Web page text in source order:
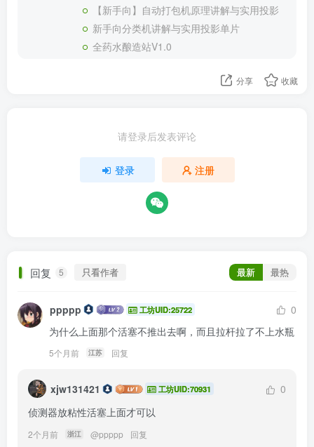
【新手向】自动打包机原理讲解与实用投影
新手向分类机讲解与实用投影单片
全药水酿造站V1.0
分享 收藏
请登录后发表评论
登录 注册
回复 5 只看作者 最新 最热
ppppp 工坊UID:25722
0
为什么上面那个活塞不推出去啊，而且拉杆拉了不上水瓶
5个月前 江苏 回复
xjw131421 工坊UID:70931
0
侦测器放粘性活塞上面才可以
2个月前 浙江 @ppppp 回复